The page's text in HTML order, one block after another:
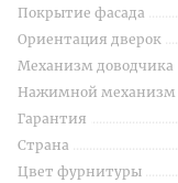
Покрытие фасада
Ориентация дверок
Механизм доводчика
Нажимной механизм
Гарантия
Страна
Цвет фурнитуры